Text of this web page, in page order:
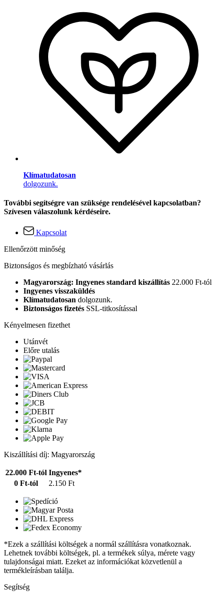
Klímatudatosan
dolgozunk.
További segítségre van szüksége rendelésével kapcsolatban?
Szívesen válaszolunk kérdéseire.
Kapcsolat
Ellenőrzött minőség
Biztonságos és megbízható vásárlás
Magyarország: Ingyenes standard kiszállítás 22.000 Ft-tól
Ingyenes visszaküldés
Klímatudatosan dolgozunk.
Biztonságos fizetés SSL-titkosítással
Kényelmesen fizethet
Utánvét
Előre utalás
Kiszállítási díj: Magyarország
22.000 Ft-tól Ingyenes*
0 Ft-tól
2.150 Ft
*Ezek a szállítási költségek a normál szállításra vonatkoznak.
Lehetnek további költségek, pl. a termékek súlya, mérete vagy
tulajdonságai miatt. Ezeket az információkat közvetlenül a
termékleírásban találja.
Segítség